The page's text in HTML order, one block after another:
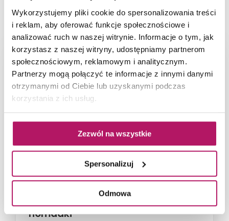
Wykorzystujemy pliki cookie do spersonalizowania treści
i reklam, aby oferować funkcje społecznościowe i
analizować ruch w naszej witrynie. Informacje o tym, jak
korzystasz z naszej witryny, udostępniamy partnerom
społecznościowym, reklamowym i analitycznym.
Partnerzy mogą połączyć te informacje z innymi danymi
otrzymanymi od Ciebie lub uzyskanymi podczas
korzystania z ich usług.
Zezwól na wszystkie
Spersonalizuj
Odmowa
NAJNOWSZE ARTYKUŁY
66-metrowy apartament:
przystań dla nowoczesnej
nomadki